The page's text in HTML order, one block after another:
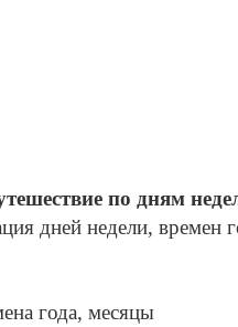
по дням
дней недели, времен
года, месяцы